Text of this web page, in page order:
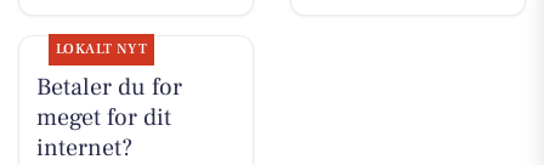
LOKALT NYT
Betaler du for
meget for dit
internet?